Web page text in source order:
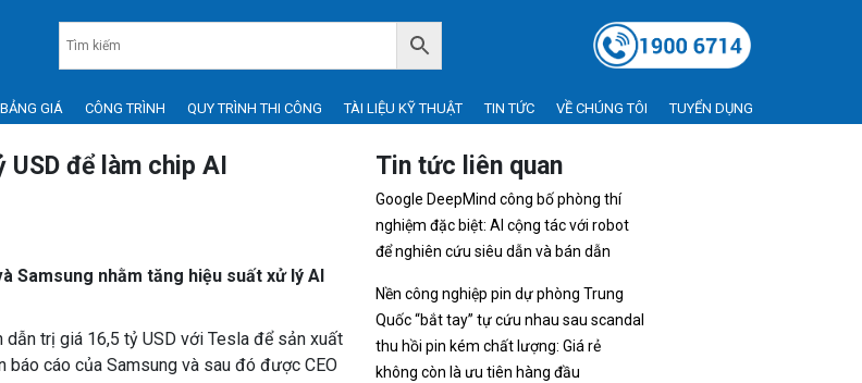
BẢNG GIÁ CÔNG TRÌNH QUY TRÌNH THI CÔNG TÀI LIỆU KỸ THUẬT TIN TỨC VỀ CHÚNG TÔI TUYỂN DỤNG
để làm chip AI
Samsung nhằm tăng hiệu suất xử lý AI
trị giá 16,5 tỷ USD với Tesla để sản xuất
cáo của Samsung và sau đó được CEO
Tin tức liên quan
Google DeepMind công bố phòng thí
nghiệm đặc biệt: AI cộng tác với robot
để nghiên cứu siêu dẫn và bán dẫn
Nền công nghiệp pin dự phòng Trung
Quốc “bắt tay” tự cứu nhau sau scandal
thu hồi pin kém chất lượng: Giá rẻ
không còn là ưu tiên hàng đầu